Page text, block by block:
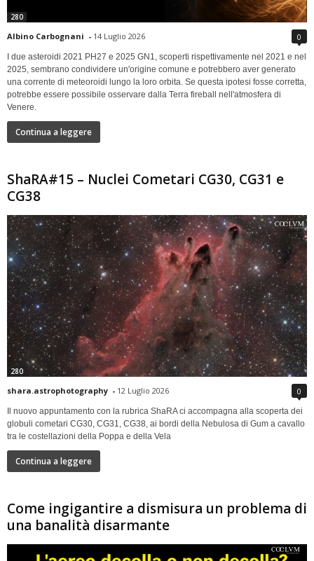
280
Albino Carbognani - 14 Luglio 2026 0
I due asteroidi 2021 PH27 e 2025 GN1, scoperti rispettivamente nel 2021 e nel
2025, sembrano condividere un'origine comune e potrebbero aver generato
una corrente di meteoroidi lungo la loro orbita. Se questa ipotesi fosse corretta,
potrebbe essere possibile osservare dalla Terra fireball nell'atmosfera di
Venere.
Continua a leggere
ShaRA#15 – Nuclei Cometari CG30, CG31 e
CG38
280
shara.astrophotography - 12 Luglio 2026 0
Il nuovo appuntamento con la rubrica ShaRA ci accompagna alla scoperta dei
globuli cometari CG30, CG31, CG38, ai bordi della Nebulosa di Gum a cavallo
tra le costellazioni della Poppa e della Vela
Continua a leggere
Come ingigantire a dismisura un problema di
una banalità disarmante